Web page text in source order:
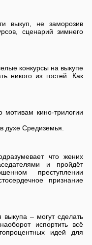
выкуп, не заморозив
сценарий зимнего
конкурсы на выкупе
никого из гостей. Как
мотивам кино-трилогии
духе Средиземья.
что жених
и пройдёт
преступлении
признание
– могут сделать
испортить всё
идей для